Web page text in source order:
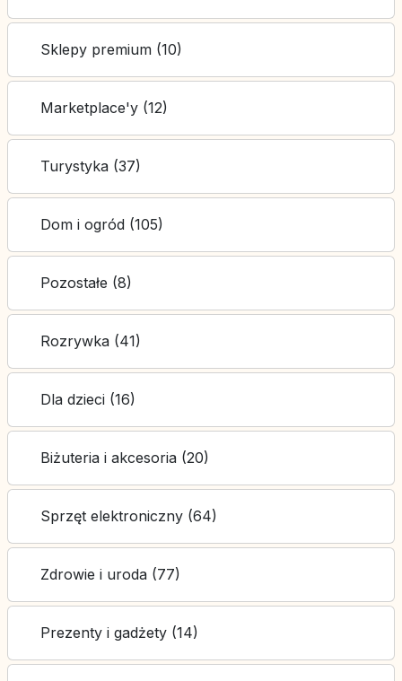
Sklepy premium (10)
Marketplace'y (12)
Turystyka (37)
Dom i ogród (105)
Pozostałe (8)
Rozrywka (41)
Dla dzieci (16)
Biżuteria i akcesoria (20)
Sprzęt elektroniczny (64)
Zdrowie i uroda (77)
Prezenty i gadżety (14)